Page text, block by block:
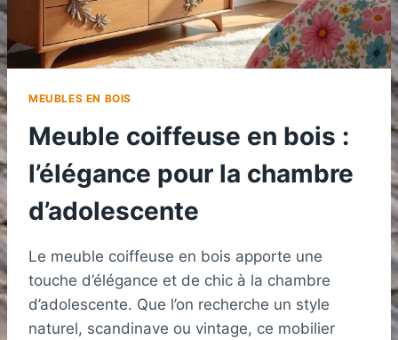
MEUBLES EN BOIS
Meuble coiffeuse en bois :
l’élégance pour la chambre
d’adolescente
Le meuble coiffeuse en bois apporte une
touche d’élégance et de chic à la chambre
d’adolescente. Que l’on recherche un style
naturel, scandinave ou vintage, ce mobilier